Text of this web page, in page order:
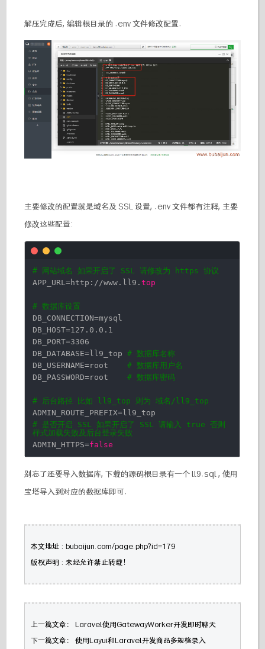
解压完成后, 编辑根目录的 .env 文件修改配置.
主要修改的配置就是域名及 SSL 设置, .env 文件都有注释, 主要
修改这些配置:
# 网站域名 如果开启了 SSL 请修改为 https 协议
APP_URL=http: //www .ll9.top
# 数据库设置
DB_CONNECTION=mysql
DB_HOST=127.0.0.1
DB_PORT=3306
DB_DATABASE=ll9_top# 数据库名称
DB_USERNAME=root# 数据库用户名
DB_PASSWORD=root# 数据库密码
# 后台路径 比如 ll9_top 则为 域名/ll9_top
ADMIN_ROUTE_PREFIX=ll9_top
# 是否开启 SSL 如果开启了 SSL 请输入 true 否则
样式加载失败及后台登录失败
ADMIN_HTTPS=false
别忘了还要导入数据库, 下载的源码根目录有一个 ll9.sql , 使用
宝塔导入到对应的数据库即可.
本文地址 : bubaijun.com/page.php?id=179
版权声明 : 未经允许禁止转载！
上一篇文章：Laravel使用GatewayWorker开发即时聊天
下一篇文章：使用Layui和Laravel开发商品多规格录入